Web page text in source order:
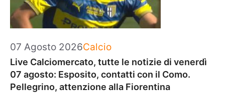
07 Agosto 2026Categorie
Calcio
Live Calciomercato, tutte le notizie di venerdì
07 agosto: Esposito, contatti con il Como.
Pellegrino, attenzione alla Fiorentina